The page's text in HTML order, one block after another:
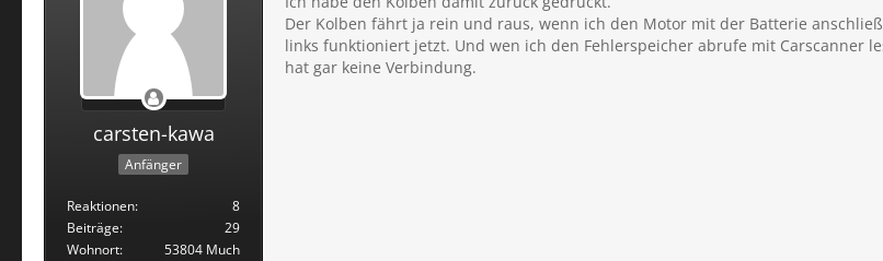
carsten-kawa
Anfänger
Reaktionen
8
Beiträge
29
Wohnort
53804 Much
Der Kolben fährt ja rein und raus, wenn ich den Motor mit der Batterie
links funktioniert jetzt. Und wen ich den Fehlerspeicher abrufe mit Carscanner
hat gar keine Verbindung.